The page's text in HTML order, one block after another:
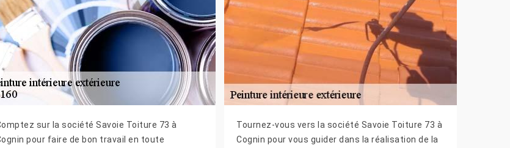
sur la société Savoie Toiture 73 à
pour faire de bon travail en toute
Tournez-vous vers la société Savoie Toiture 73 à
Cognin pour vous guider dans la réalisation de la